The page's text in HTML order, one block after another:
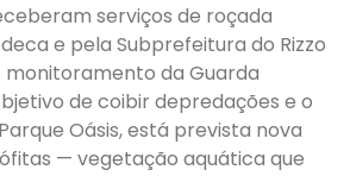
serviços de roçada
e pela Subprefeitura do Rizzo
da Guarda
de coibir depredações e o
Oásis, está prevista nova
— vegetação aquática que